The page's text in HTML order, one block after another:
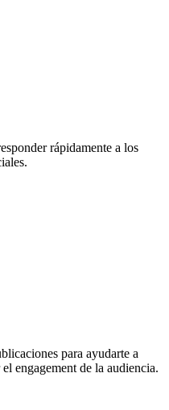
rápidamente a los
para ayudarte a
engagement de la audiencia.